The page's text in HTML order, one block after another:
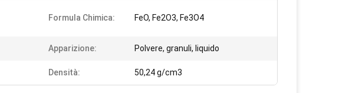
Formula Chimica: FeO, Fe2O3, Fe3O4
Apparizione: Polvere, granuli, liquido
Densità: 50,24 g/cm3